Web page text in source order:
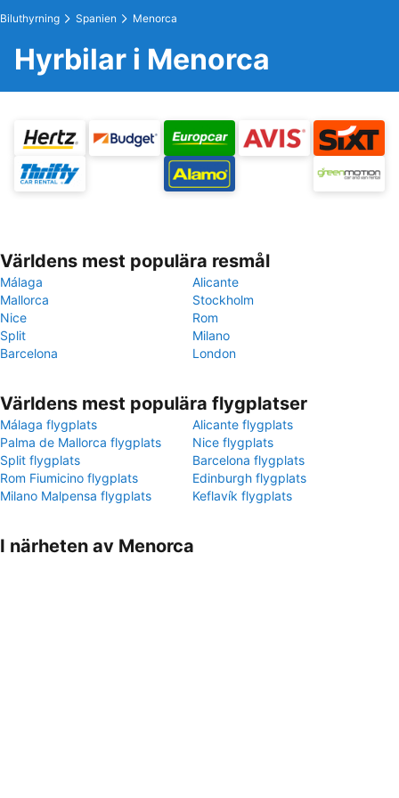
Biluthyrning Spanien Menorca
Hyrbilar i Menorca
Världens mest populära resmål
Málaga
Alicante
Mallorca
Stockholm
Nice
Rom
Split
Milano
Barcelona
London
Världens mest populära flygplatser
Málaga flygplats
Alicante flygplats
Palma de Mallorca flygplats
Nice flygplats
Split flygplats
Barcelona flygplats
Rom Fiumicino flygplats
Edinburgh flygplats
Milano Malpensa flygplats
Keflavík flygplats
I närheten av Menorca